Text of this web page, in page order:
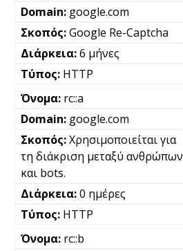
google.com
Google Re-Captcha
6 μήνες
HTTP
rc::a
google.com
Χρησιμοποιείται για
τη διάκριση μεταξύ ανθρώπων
και bots.
0 ημέρες
HTTP
rc::b